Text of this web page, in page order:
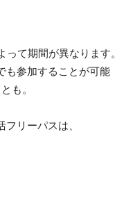
て期間が異なります。
も参加することが可能
も。
フリーパスは、